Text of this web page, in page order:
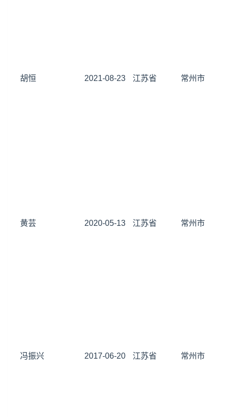
胡恒 2021-08-23 江苏省 常州市
黄芸 2020-05-13 江苏省 常州市
冯振兴 2017-06-20 江苏省 常州市